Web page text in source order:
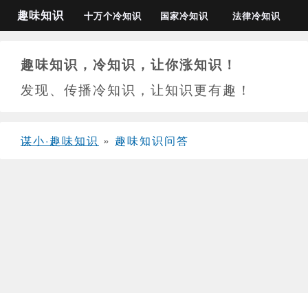
趣味知识 十万个冷知识 国家冷知识 法律冷知识
趣味知识，冷知识，让你涨知识！
发现、传播冷知识，让知识更有趣！
谋小·趣味知识 » 趣味知识问答